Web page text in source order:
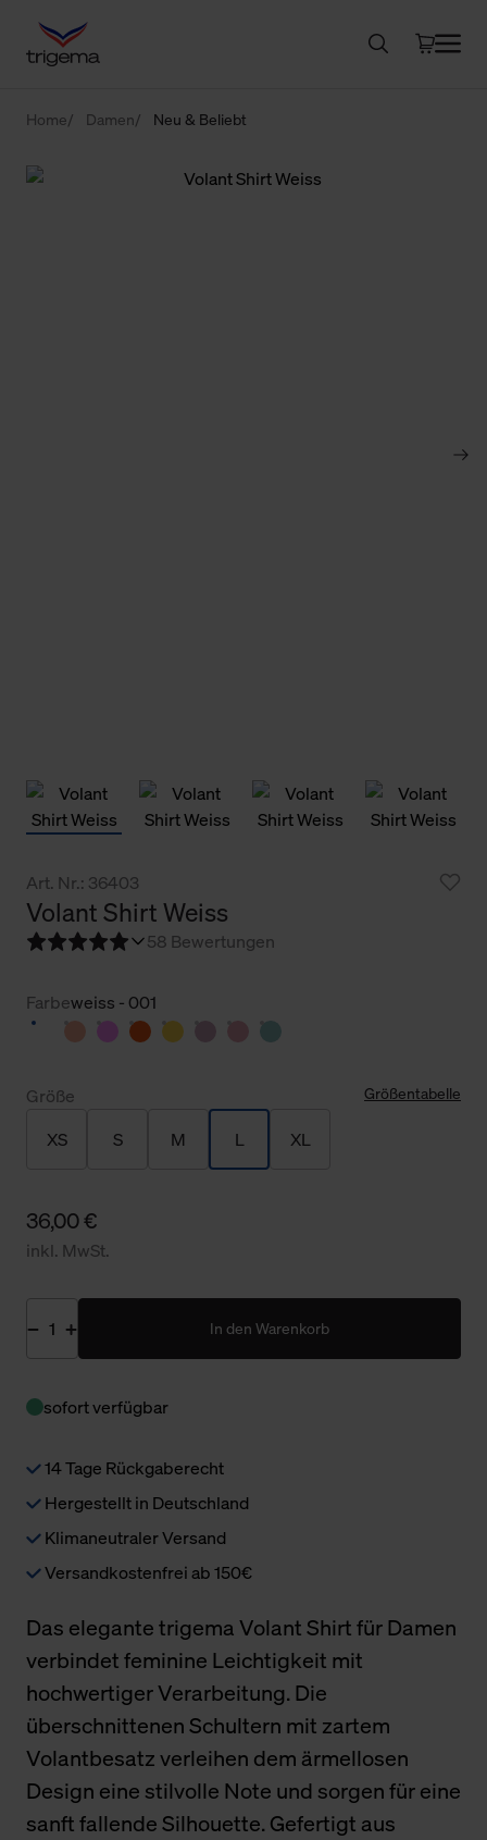
Home Damen Neu & Beliebt
Art. Nr.: 36403
Volant Shirt Weiss
58 Bewertungen
Farbeweiss - 001
Größe Größentabelle
XS S M L XL
36,00 €
inkl. MwSt.
In den Warenkorb
sofort verfügbar
14 Tage Rückgaberecht
Hergestellt in Deutschland
Klimaneutraler Versand
Versandkostenfrei ab 150€
Das elegante trigema Volant Shirt für Damen
verbindet feminine Leichtigkeit mit
hochwertiger Verarbeitung. Die
überschnittenen Schultern mit zartem
Volantbesatz verleihen dem ärmellosen
Design eine stilvolle Note und sorgen für eine
sanft fallende Silhouette. Gefertigt aus